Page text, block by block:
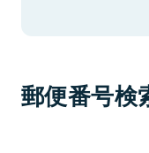
郵便番号検